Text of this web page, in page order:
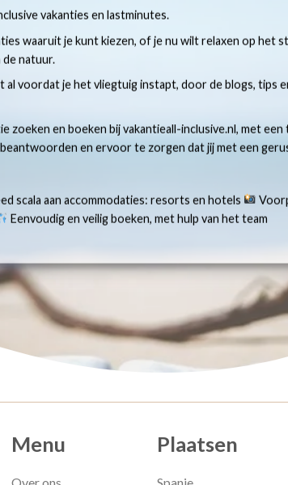
vakanties en lastminutes.
waaruit je kunt kiezen, of je nu wilt relaxen op het
natuur.
al voordat je het vliegtuig instapt, door de blogs, tips
zoeken en boeken bij vakantieall-inclusive.nl, met een
en ervoor te zorgen dat jij met een
scala aan accommodaties: resorts en hotels
Eenvoudig en veilig boeken, met hulp van het team
Menu Plaatsen